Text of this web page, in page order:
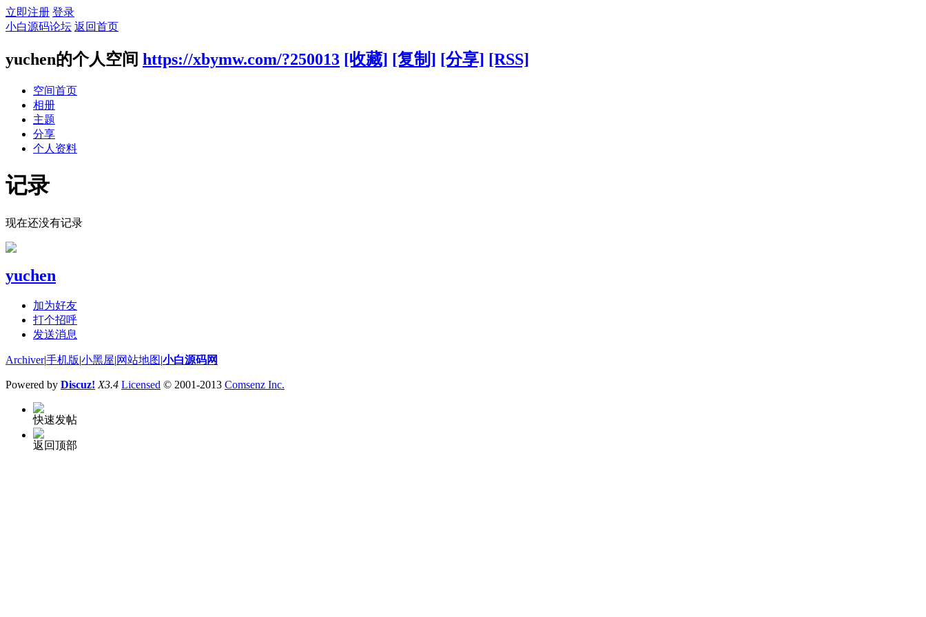
立即注册 登录
小白源码论坛 返回首页
yuchen的个人空间 https://xbymw.com/?250013 [收藏] [复制] [分享] [RSS]
空间首页
相册
主题
分享
个人资料
记录
现在还没有记录
yuchen
加为好友
打个招呼
发送消息
Archiver|手机版|小黑屋|网站地图|小白源码网
Powered by Discuz! X3.4 Licensed © 2001-2013 Comsenz Inc.
快速发帖
返回顶部